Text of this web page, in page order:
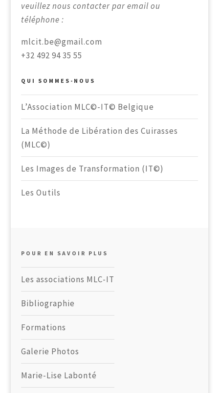
veuillez nous contacter par email ou
téléphone :
mlcit.be@gmail.com
+32 492 94 35 55
QUI SOMMES-NOUS
L’Association MLC©-IT© Belgique
La Méthode de Libération des Cuirasses
(MLC©)
Les Images de Transformation (IT©)
Les Outils
POUR EN SAVOIR PLUS
Les associations MLC-IT
Bibliographie
Formations
Galerie Photos
Marie-Lise Labonté